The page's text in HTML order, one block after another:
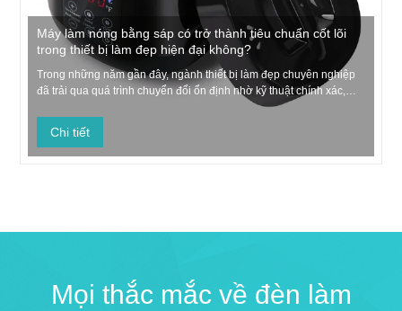
Máy làm nóng bằng sáp có trở thành tiêu chuẩn cốt lõi
trong thiết bị làm đẹp hiện đại không?
Trong những năm gần đây, ngành thiết bị làm đẹp chuyên nghiệp
đã trải qua quá trình chuyển đổi ổn định nhờ kỹ thuật chính xác,
thiết kế lấy người dùng làm trung tâm và các yêu cầu ngày càng
trong quá trình phát triển này, Wax Heater đã trở...
Chi tiết
Mọi thắc mắc về đèn làm